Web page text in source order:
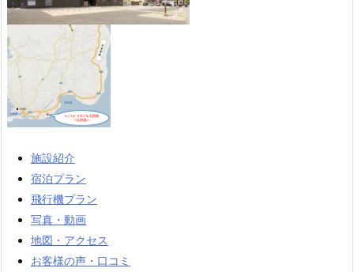
施設紹介
宿泊プラン
飛行機プラン
写真・動画
地図・アクセス
お客様の声・口コミ